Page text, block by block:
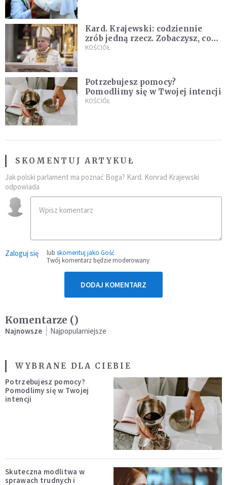
Kard. Krajewski: codziennie
zrób jedną rzecz. Zobaczysz, co
stanie się z twoim życiem
KOŚCIÓŁ
Potrzebujesz pomocy?
Pomodlimy się w Twojej intencji
KOŚCIÓŁ
SKOMENTUJ ARTYKUŁ
Jak polski parlament ma poznać Boga? Kard. Konrad Krajewski
odpowiada
Zaloguj się lub skomentuj jako Gość
Twój komentarz będzie moderowany
DODAJ KOMENTARZ
Komentarze ()
Najnowsze Najpopularniejsze
WYBRANE DLA CIEBIE
Potrzebujesz pomocy?
Pomodlimy się w Twojej
intencji
Skuteczna modlitwa w
sprawach trudnych i